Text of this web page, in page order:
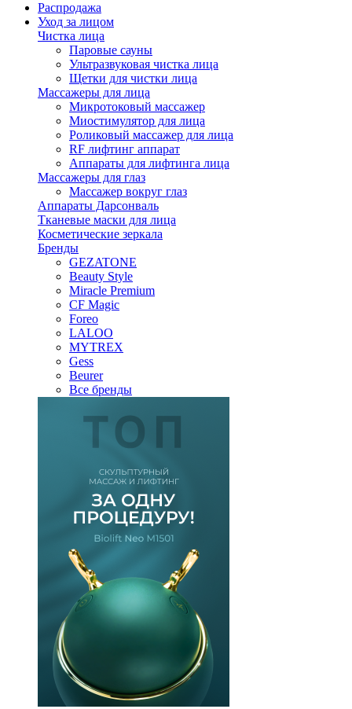
Распродажа
Уход за лицом
Чистка лица
Паровые сауны
Ультразвуковая чистка лица
Щетки для чистки лица
Массажеры для лица
Микротоковый массажер
Миостимулятор для лица
Роликовый массажер для лица
RF лифтинг аппарат
Аппараты для лифтинга лица
Массажеры для глаз
Массажер вокруг глаз
Аппараты Дарсонваль
Тканевые маски для лица
Косметические зеркала
Бренды
GEZATONE
Beauty Style
Miracle Premium
CF Magic
Foreo
LALOO
MYTREX
Gess
Beurer
Все бренды